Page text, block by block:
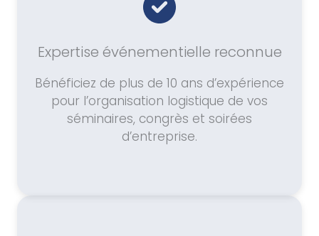
Expertise événementielle reconnue
Bénéficiez de plus de 10 ans d’expérience
pour l’organisation logistique de vos
séminaires, congrès et soirées
d’entreprise.